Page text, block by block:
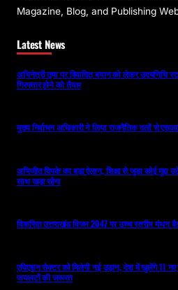
Magazine, Blog, and Publishing
Latest News
अभिनेत्री तृषा पर विवादित बयान को लेकर उदयनिधि
गिरफ्तार होने को तैयार
मुख्य निर्वाचन अधिकारी ने लिया राजनैतिक दलों से
अभिजीत दिपके का बड़ा ऐलान, शिक्षा से जुड़ा कोई मुद्दा
साथ खड़ा रहेगा
विकसित उत्तराखंड विजन 2047 पर उच्च स्तरीय मंथन
एविएशन सेक्टर को मिलेगी नई उड़ान, देश में खुलेंगे 11
पायलटों की जरूरत